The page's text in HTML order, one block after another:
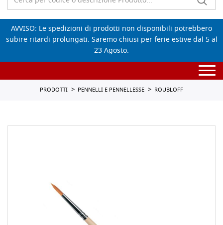
AVVISO: Le spedizioni di prodotti non disponibili potrebbero
subire ritardi prolungati. Saremo chiusi per ferie estive dal 5 al
23 Agosto.
PRODOTTI PENNELLI E PENNELLESSE ROUBLOFF